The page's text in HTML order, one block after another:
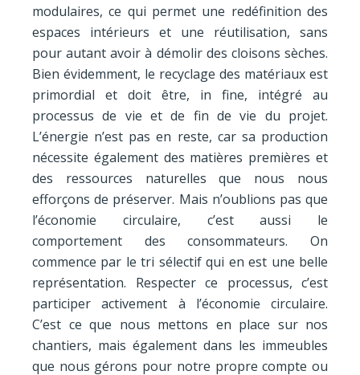
modulaires, ce qui permet une redéfinition des
espaces intérieurs et une réutilisation, sans
pour autant avoir à démolir des cloisons sèches.
Bien évidemment, le recyclage des matériaux est
primordial et doit être, in fine, intégré au
processus de vie et de fin de vie du projet.
L’énergie n’est pas en reste, car sa production
nécessite également des matières premières et
des ressources naturelles que nous nous
efforçons de préserver. Mais n’oublions pas que
l’économie circulaire, c’est aussi le
comportement des consommateurs. On
commence par le tri sélectif qui en est une belle
représentation. Respecter ce processus, c’est
participer activement à l’économie circulaire.
C’est ce que nous mettons en place sur nos
chantiers, mais également dans les immeubles
que nous gérons pour notre propre compte ou